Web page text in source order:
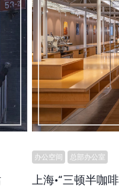
办公空间 总部办公室
上海·“三顿半咖